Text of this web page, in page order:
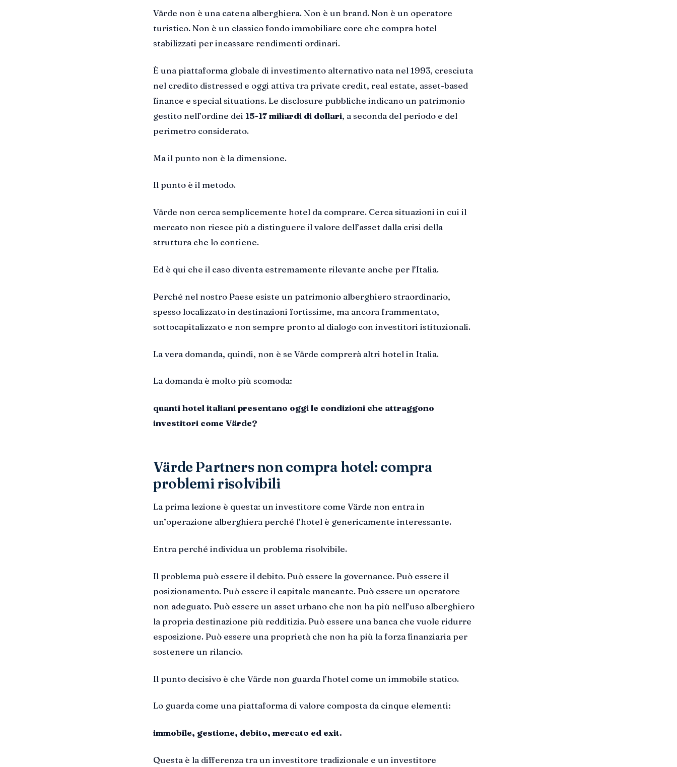
Värde non è una catena alberghiera. Non è un brand. Non è un operatore
turistico. Non è un classico fondo immobiliare core che compra hotel
stabilizzati per incassare rendimenti ordinari.
È una piattaforma globale di investimento alternativo nata nel 1993, cresciuta
nel credito distressed e oggi attiva tra private credit, real estate, asset-based
finance e special situations. Le disclosure pubbliche indicano un patrimonio
gestito nell’ordine dei 15-17 miliardi di dollari, a seconda del periodo e del
perimetro considerato.
Ma il punto non è la dimensione.
Il punto è il metodo.
Värde non cerca semplicemente hotel da comprare. Cerca situazioni in cui il
mercato non riesce più a distinguere il valore dell’asset dalla crisi della
struttura che lo contiene.
Ed è qui che il caso diventa estremamente rilevante anche per l’Italia.
Perché nel nostro Paese esiste un patrimonio alberghiero straordinario,
spesso localizzato in destinazioni fortissime, ma ancora frammentato,
sottocapitalizzato e non sempre pronto al dialogo con investitori istituzionali.
La vera domanda, quindi, non è se Värde comprerà altri hotel in Italia.
La domanda è molto più scomoda:
quanti hotel italiani presentano oggi le condizioni che attraggono
investitori come Värde?
Värde Partners non compra hotel: compra
problemi risolvibili
La prima lezione è questa: un investitore come Värde non entra in
un’operazione alberghiera perché l’hotel è genericamente interessante.
Entra perché individua un problema risolvibile.
Il problema può essere il debito. Può essere la governance. Può essere il
posizionamento. Può essere il capitale mancante. Può essere un operatore
non adeguato. Può essere un asset urbano che non ha più nell’uso alberghiero
la propria destinazione più redditizia. Può essere una banca che vuole ridurre
esposizione. Può essere una proprietà che non ha più la forza finanziaria per
sostenere un rilancio.
Il punto decisivo è che Värde non guarda l’hotel come un immobile statico.
Lo guarda come una piattaforma di valore composta da cinque elementi:
immobile, gestione, debito, mercato ed exit.
Questa è la differenza tra un investitore tradizionale e un investitore